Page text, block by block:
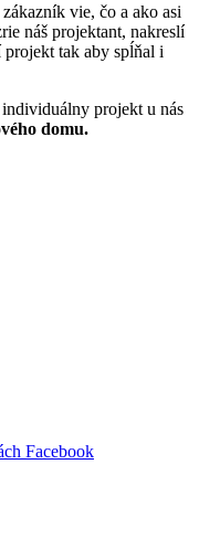
zákazník vie, čo a ako asi
náš projektant, nakreslí
projekt tak aby spĺňal i
projekt u nás
domu.
Facebook